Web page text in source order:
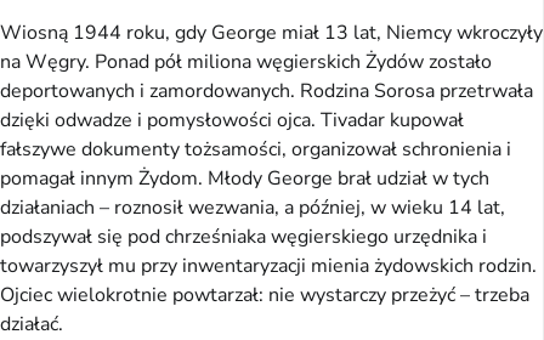
Wiosną 1944 roku, gdy George miał 13 lat, Niemcy wkroczyły
na Węgry. Ponad pół miliona węgierskich Żydów zostało
deportowanych i zamordowanych. Rodzina Sorosa przetrwała
dzięki odwadze i pomysłowości ojca. Tivadar kupował
fałszywe dokumenty tożsamości, organizował schronienia i
pomagał innym Żydom. Młody George brał udział w tych
działaniach – roznosił wezwania, a później, w wieku 14 lat,
podszywał się pod chrześniaka węgierskiego urzędnika i
towarzyszył mu przy inwentaryzacji mienia żydowskich rodzin.
Ojciec wielokrotnie powtarzał: nie wystarczy przeżyć – trzeba
działać.